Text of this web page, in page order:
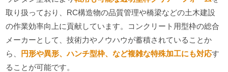
取り扱っており、RC構造物の品質管理や橋梁などの土木建設
の作業効率向上に貢献しています。コンクリート用型枠の総合
メーカーとして、技術力やノウハウが蓄積されていることか
ら、
円形や異形、ハンチ型枠、など複雑な特殊加工にも対応す
ることが可能です。